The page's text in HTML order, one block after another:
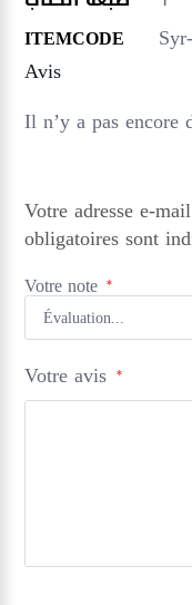
ITEMCODE
Avis
Il n’y a pas encore
Votre adresse e-
obligatoires sont
Votre note *
Votre avis *